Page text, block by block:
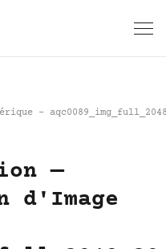
-
—
d'Image